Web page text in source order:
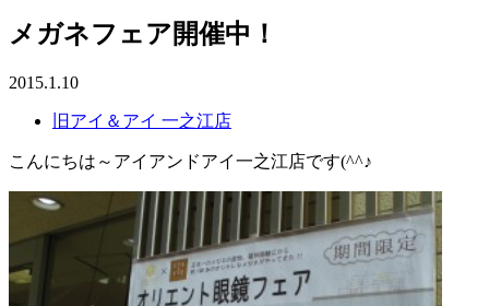
メガネフェア開催中！
2015.1.10
旧アイ＆アイ 一之江店
こんにちは～アイアンドアイ一之江店です(^^♪